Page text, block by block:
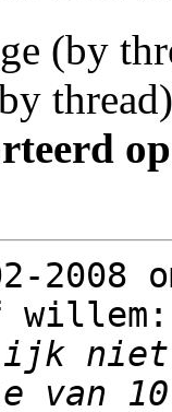
(by
2008
willem:
niet